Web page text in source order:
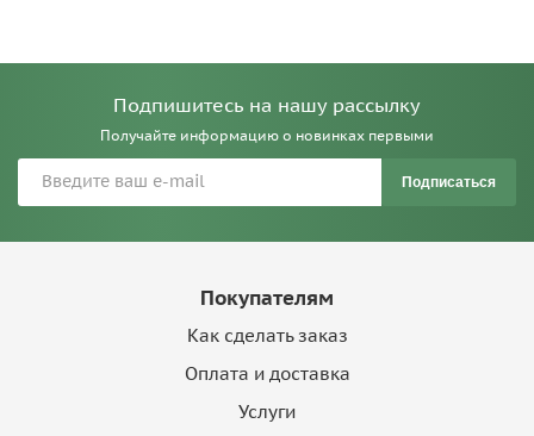
Подпишитесь на нашу рассылку
Получайте информацию о новинках первыми
Подписаться
Покупателям
Как сделать заказ
Оплата и доставка
Услуги